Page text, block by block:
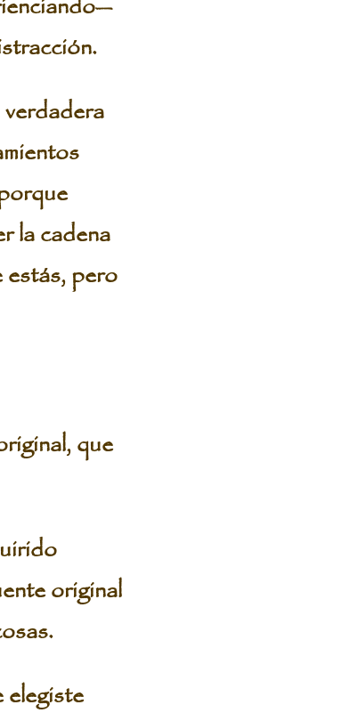
la cadena
estás, pero
que
original